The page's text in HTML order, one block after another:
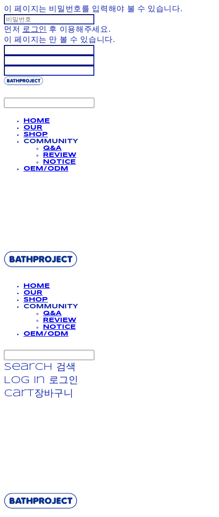
이 페이지는 비밀번호를 입력해야 볼 수 있습니다.
먼저 로그인 후 이용해주세요.
이 페이지는 만 볼 수 있습니다.
HOME
OUR
SHOP
COMMUNITY
Q&A
REVIEW
NOTICE
OEM/ODM
HOME
OUR
SHOP
COMMUNITY
Q&A
REVIEW
NOTICE
OEM/ODM
Search
검색
Log In
로그인
Cart장바구니